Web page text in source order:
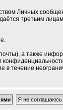
Личных
третьим
а также